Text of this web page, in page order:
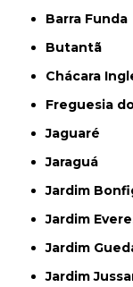
Barra Funda
Butantã
Chácara
Freguesia
Jaguaré
Jaraguá
Jardim
Jardim
Jardim
Jardim